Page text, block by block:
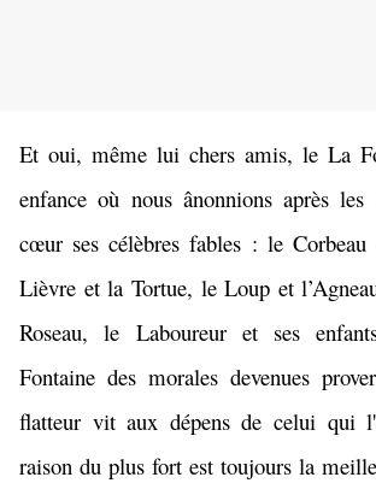
Et oui, même lui chers amis, le La
enfance où nous ânonnions après
cœur ses célèbres fables : le
Lièvre et la Tortue, le Loup et
Roseau, le Laboureur et ses
Fontaine des morales devenues
flatteur vit aux dépens de celui qui
raison du plus fort est toujours la